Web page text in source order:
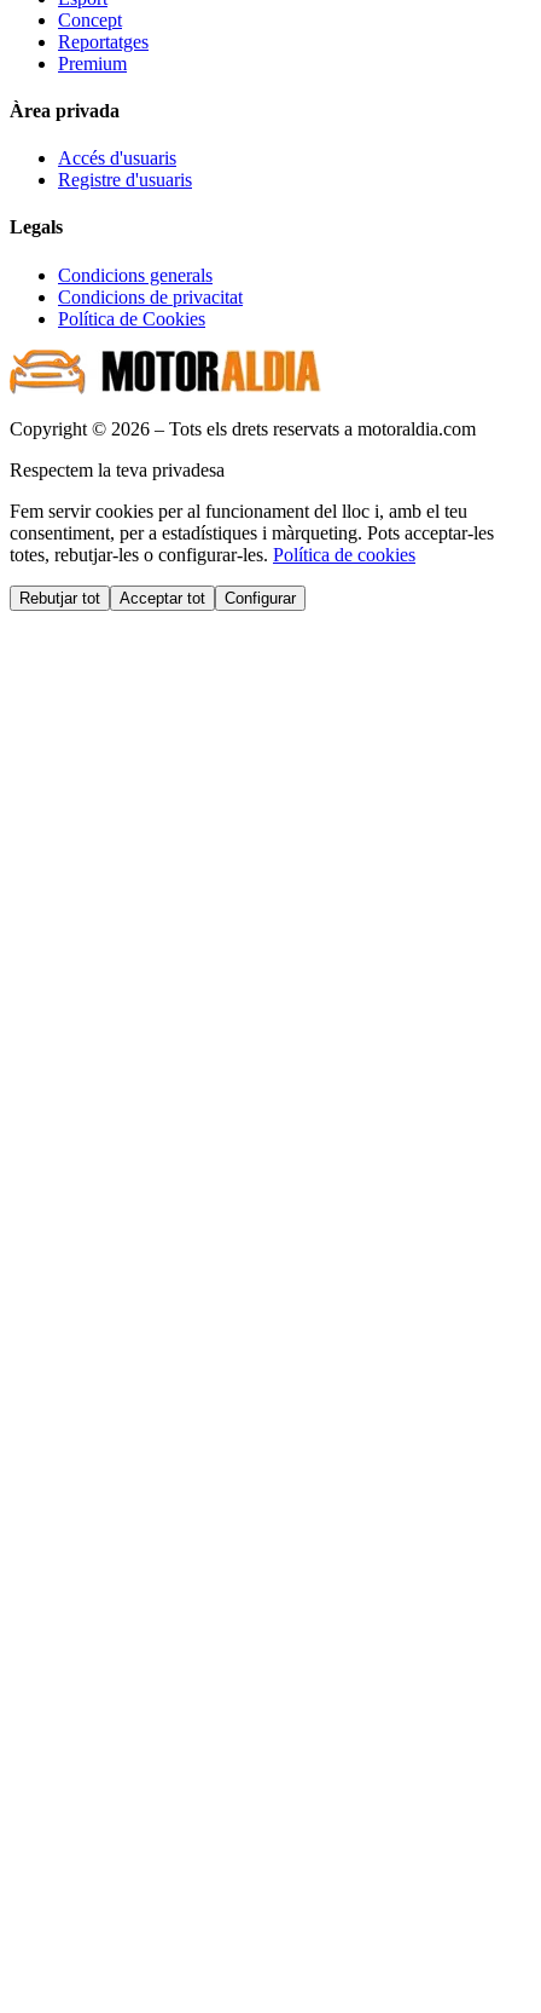
Concept
Reportatges
Premium
Àrea privada
Accés d'usuaris
Registre d'usuaris
Legals
Condicions generals
Condicions de privacitat
Política de Cookies
Copyright © 2026 – Tots els drets reservats a motoraldia.com
Respectem la teva privadesa
Fem servir cookies per al funcionament del lloc i, amb el teu
consentiment, per a estadístiques i màrqueting. Pots acceptar-les
totes, rebutjar-les o configurar-les. Política de cookies
Rebutjar tot Acceptar tot Configurar